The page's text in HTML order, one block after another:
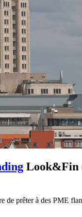
Look&Fin
de prêter à des PME